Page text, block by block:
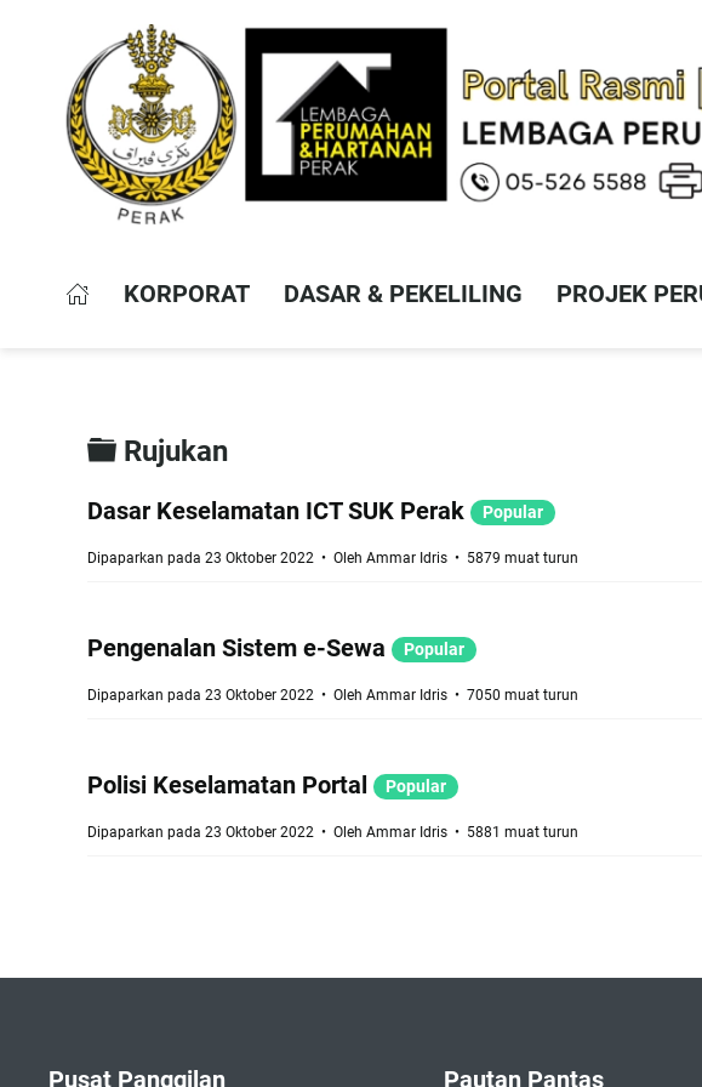
KORPORAT DASAR & PEKELILING PROJEK
Folder
Rujukan
Dasar Keselamatan ICT SUK Perak Popular
Dipaparkan pada 23 Oktober 2022 Oleh Ammar Idris 5879 muat turun
Pengenalan Sistem e-Sewa Popular
Dipaparkan pada 23 Oktober 2022 Oleh Ammar Idris 7050 muat turun
Polisi Keselamatan Portal Popular
Dipaparkan pada 23 Oktober 2022 Oleh Ammar Idris 5881 muat turun
Pusat Panggilan Pautan Pantas